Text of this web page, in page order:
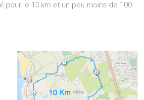
pour le 10 km et un peu moins de 100